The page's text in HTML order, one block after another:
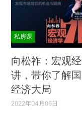
私房课
向松祚：宏观
讲，带你了解
经济大局
2022年04月06日